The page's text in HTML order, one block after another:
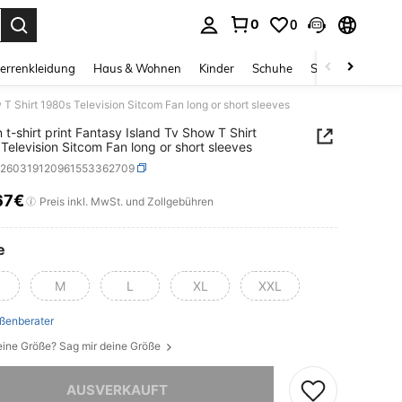
0 0
Haus & Wohnen Kinder Schuhe Schmuck &
Shirt 1980s Television Sitcom Fan long or short sleeves
t-shirt print Fantasy Island Tv Show T Shirt
Sitcom Fan long or short sleeves
AND AVAILABILITY
Preis inkl. MwSt. und Zollgebühren
M L XL XXL
Größe? Sag mir deine Größe
AUSVERKAUFT
Produkt ist ausverkauft.